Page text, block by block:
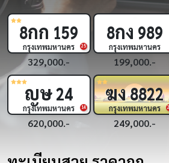
24
ฆส 86
กรุงเทพมหานคร
329,000.-
10
6กข1
กรุงเทพมหานคร
450,000.-
3กพ33
กรุงเทพมหานคร
450,000.-
5กฎ5555
กรุงเทพมหานคร
1,690,000.-